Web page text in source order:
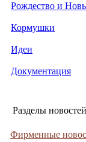
Рождество и
Кормушки
Идеи
Документация
Разделы новостей
Фирменные